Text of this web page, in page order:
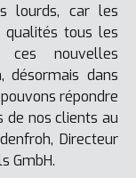
lourds, car les
qualités tous les
nouvelles
désormais dans
répondre
de nos clients au
Directeur
GmbH.